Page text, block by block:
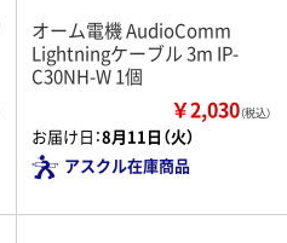
オーム電機 AudioComm
Lightningケーブル 3m IP-
C30NH-W 1個
￥2,030（税込）
お届け日：8月11日（火）
アスクル在庫商品